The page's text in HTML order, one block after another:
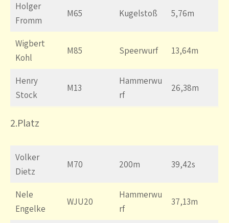
Holger
Fromm
M65 Kugelstoß 5,76m
Wigbert
Kohl
M85 Speerwurf 13,64m
Henry
Stock
M13
Hammerwu
rf
26,38m
2.Platz
Volker
Dietz
M70 200m 39,42s
Nele
Engelke
WJU20
Hammerwu
rf
37,13m